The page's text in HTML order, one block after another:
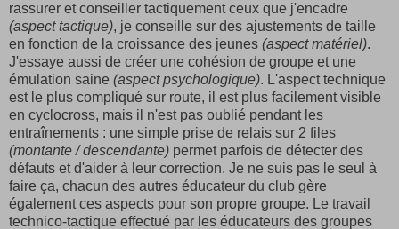
rassurer et conseiller tactiquement ceux que j'encadre
(aspect tactique), je conseille sur des ajustements de taille
en fonction de la croissance des jeunes (aspect matériel).
J'essaye aussi de créer une cohésion de groupe et une
émulation saine (aspect psychologique). L'aspect technique
est le plus compliqué sur route, il est plus facilement visible
en cyclocross, mais il n'est pas oublié pendant les
entraînements : une simple prise de relais sur 2 files
(montante / descendante) permet parfois de détecter des
défauts et d'aider à leur correction. Je ne suis pas le seul à
faire ça, chacun des autres éducateur du club gère
également ces aspects pour son propre groupe. Le travail
technico-tactique effectué par les éducateurs des groupes